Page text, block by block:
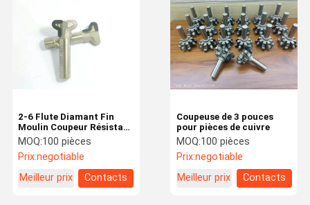
2-6 Flute Diamant Fin
Moulin Coupeur Résistant
à la corrosion Pour les
ateliers
MOQ:100 pièces
Prix:negotiable
Meilleur prix
Contacts
Coupeuse de 3 pouces
pour pièces de cuivre
MOQ:100 pièces
Prix:negotiable
Meilleur prix
Contacts